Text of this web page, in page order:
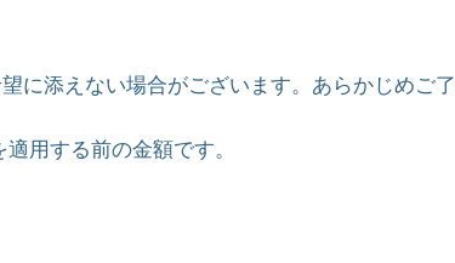
に添えない場合がございます。あらかじめご了
用する前の金額です。